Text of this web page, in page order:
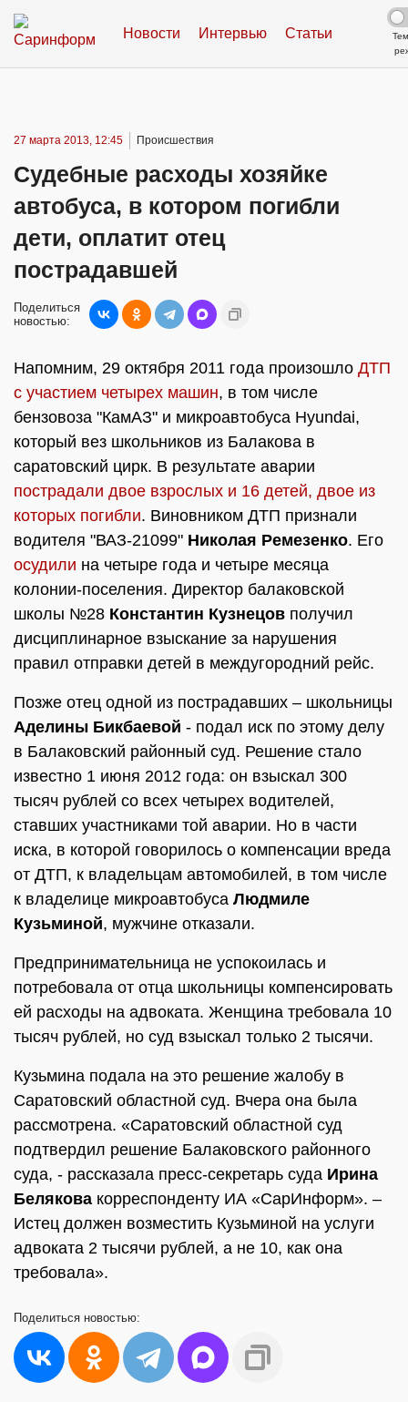
Новости Интервью Статьи
27 марта 2013, 12:45 Происшествия
Судебные расходы хозяйке
автобуса, в котором погибли
дети, оплатит отец
пострадавшей
Поделиться
новостью:
Напомним, 29 октября 2011 года произошло ДТП
с участием четырех машин, в том числе
бензовоза "КамАЗ" и микроавтобуса Hyundai,
который вез школьников из Балакова в
саратовский цирк. В результате аварии
пострадали двое взрослых и 16 детей, двое из
которых погибли. Виновником ДТП признали
водителя "ВАЗ-21099" Николая Ремезенко. Его
осудили на четыре года и четыре месяца
колонии-поселения. Директор балаковской
школы №28 Константин Кузнецов получил
дисциплинарное взыскание за нарушения
правил отправки детей в междугородний рейс.
Позже отец одной из пострадавших – школьницы
Аделины Бикбаевой - подал иск по этому делу
в Балаковский районный суд. Решение стало
известно 1 июня 2012 года: он взыскал 300
тысяч рублей со всех четырех водителей,
ставших участниками той аварии. Но в части
иска, в которой говорилось о компенсации вреда
от ДТП, к владельцам автомобилей, в том числе
к владелице микроавтобуса Людмиле
Кузьминой, мужчине отказали.
Предпринимательница не успокоилась и
потребовала от отца школьницы компенсировать
ей расходы на адвоката. Женщина требовала 10
тысяч рублей, но суд взыскал только 2 тысячи.
Кузьмина подала на это решение жалобу в
Саратовский областной суд. Вчера она была
рассмотрена. «Саратовский областной суд
подтвердил решение Балаковского районного
суда, - рассказала пресс-секретарь суда Ирина
Белякова корреспонденту ИА «СарИнформ». –
Истец должен возместить Кузьминой на услуги
адвоката 2 тысячи рублей, а не 10, как она
требовала».
Поделиться новостью: